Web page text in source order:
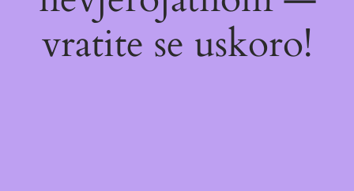
vratite se uskoro!